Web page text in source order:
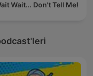
Wait... Don't Tell Me!